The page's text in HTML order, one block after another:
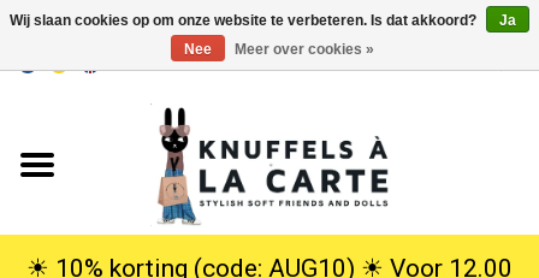
USD
Knuffels
☀︎ 10% korting (code: AUG10) ☀︎ Voor 12.00
Wij slaan cookies op om onze website te verbeteren. Is dat akkoord?
Ja
Nee
Meer over cookies »